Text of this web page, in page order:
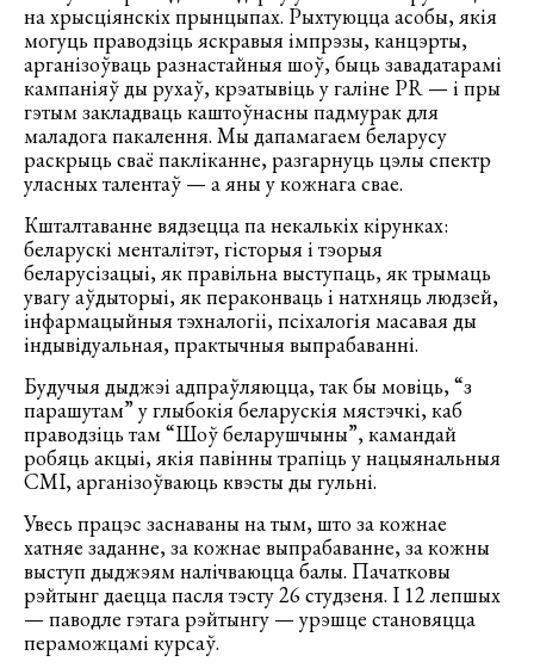
на хрысціянскіх прынцыпах. Рыхтуюцца асобы, якія
могуць праводзіць яскравыя імпрэзы, канцэрты,
арганізоўваць разнастайныя шоў, быць завадатарамі
кампаніяў ды рухаў, крэатывіць у галіне PR — і пры
гэтым закладваць каштоўнасны падмурак для
маладога пакалення. Мы дапамагаем беларусу
раскрыць сваё пакліканне, разгарнуць цэлы спектр
уласных талентаў — а яны у кожнага свае.
Кшталтаванне вядзецца па некалькіх кірунках:
беларускі менталітэт, гісторыя і тэорыя
беларусізацыі, як правільна выступаць, як трымаць
увагу аўдыторыі, як пераконваць і натхняць людзей,
інфармацыйныя тэхналогіі, псіхалогія масавая ды
індывідуальная, практычныя выпрабаванні.
Будучыя дыджэі адпраўляюцца, так бы мовіць, “з
парашутам” у глыбокія беларускія мястэчкі, каб
праводзіць там “Шоў беларушчыны”, камандай
робяць акцыі, якія павінны трапіць у нацыянальныя
СМІ, арганізоўваюць квэсты ды гульні.
Увесь працэс заснаваны на тым, што за кожнае
хатняе заданне, за кожнае выпрабаванне, за кожны
выступ дыджэям налічваюцца балы. Пачатковы
рэйтынг даецца пасля тэсту 26 студзеня. І 12 лепшых
— паводле гэтага рэйтынгу — урэшце становяцца
пераможцамі курсаў.